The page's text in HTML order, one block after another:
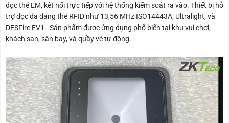
đọc thẻ EM, kết nối trực tiếp với hệ thống kiểm soát ra vào. Thiết bị hỗ
trợ đọc đa dạng thẻ RFID như 13,56 MHz ISO14443A, Ultralight, và
DESFire EV1. Sản phẩm được ứng dụng phổ biến tại khu vui chơi,
khách sạn, sân bay, và quầy vé tự động.